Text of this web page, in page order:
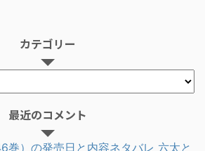
カテゴリー
最近のコメント
巻）の発売日と内容ネタバレ 六太と